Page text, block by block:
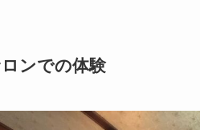
ンでの体験